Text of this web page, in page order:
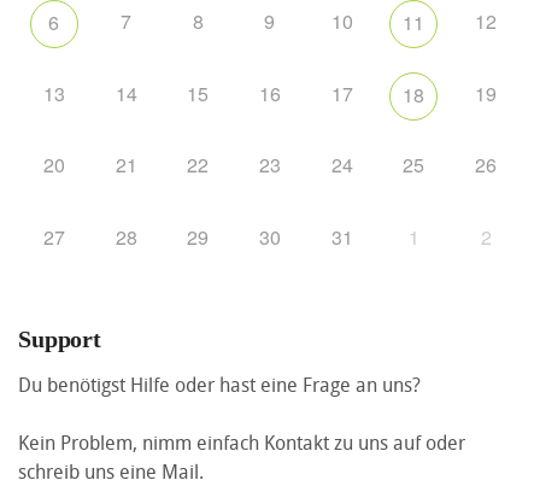
6 7 8 9 10 11 12
13 14 15 16 17 18 19
20 21 22 23 24 25 26
27 28 29 30 31 1 2
Support
Du benötigst Hilfe oder hast eine Frage an uns?
Kein Problem, nimm einfach Kontakt zu uns auf oder
schreib uns eine Mail.